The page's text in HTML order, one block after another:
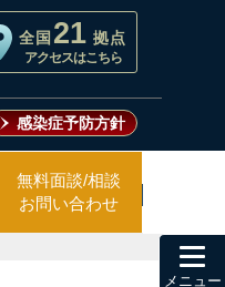
全国 21 拠点
アクセスはこちら
感染症予防方針
無料面談/相談
お問い合わせ